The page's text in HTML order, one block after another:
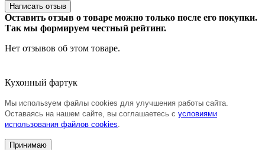
Написать отзыв
Оставить отзыв о товаре можно только после его покупки.
Так мы формируем честный рейтинг.
Нет отзывов об этом товаре.
Кухонный фартук
Мы используем файлы cookies для улучшения работы сайта.
Оставаясь на нашем сайте, вы соглашаетесь с условиями
использования файлов cookies
Принимаю